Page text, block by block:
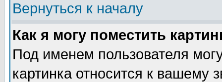
Вернуться к началу
Как я могу поместить
Под именем пользователя
картинка относится к вашему